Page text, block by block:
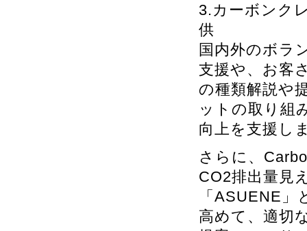
3.カーボンク
供
国内外のボラ
支援や、お客
の種類解説や
ットの取り組
向上を支援し
さらに、
CO2排出量見
「ASUENE
高めて、適切